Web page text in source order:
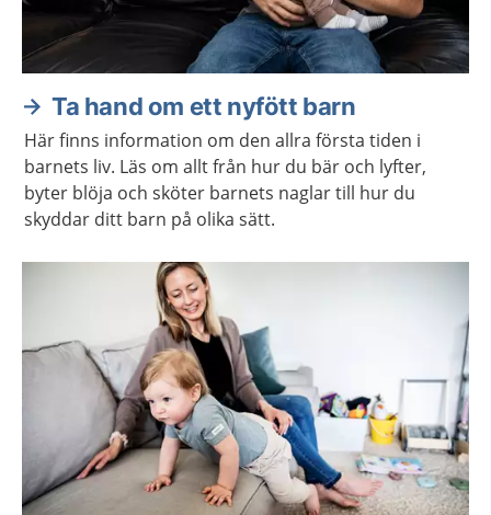
Ta hand om ett nyfött barn
Här finns information om den allra första tiden i
barnets liv. Läs om allt från hur du bär och lyfter,
byter blöja och sköter barnets naglar till hur du
skyddar ditt barn på olika sätt.